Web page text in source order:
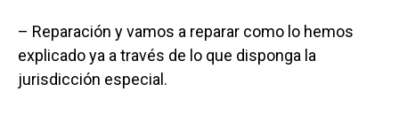
– Reparación y vamos a reparar como lo hemos
explicado ya a través de lo que disponga la
jurisdicción especial.